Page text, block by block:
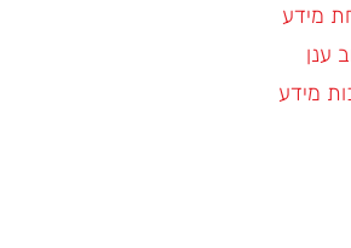
מידע
ענן
מידע